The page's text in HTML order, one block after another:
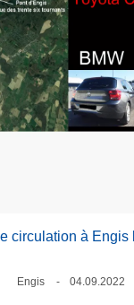
circulation à Engis
Lieux
Engis
04.09.2022